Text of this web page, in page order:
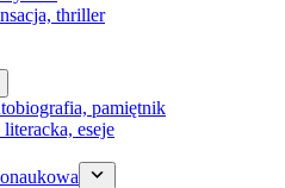
thriller
pamiętnik
eseje